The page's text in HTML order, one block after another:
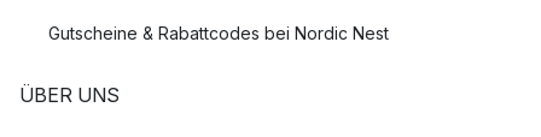
Gutscheine & Rabattcodes bei Nordic Nest
ÜBER UNS